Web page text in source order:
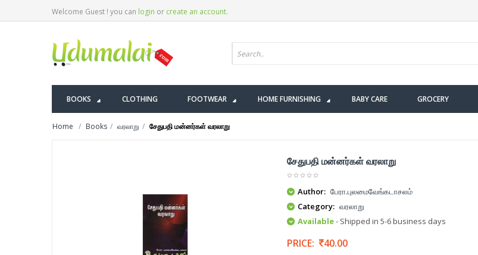
Welcome Guest ! you can login or create an account.
BOOKS CLOTHING FOOTWEAR HOME FURNISHING BABY CARE GROCERY
Home Books வரலாறு சேதுபதி மன்னர்கள் வரலாறு
சேதுபதி மன்னர்கள் வரலாறு
Author: பேரா.புலமைவேங்கடாசலம்
Category: வரலாறு
Available- Shipped in 5-6 business days
PRICE: 40.00